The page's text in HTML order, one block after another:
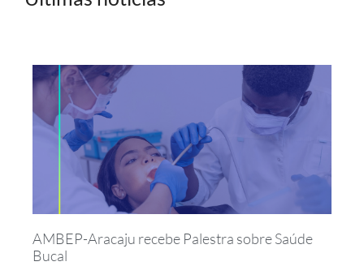
AMBEP-Aracaju recebe Palestra sobre Saúde
Bucal